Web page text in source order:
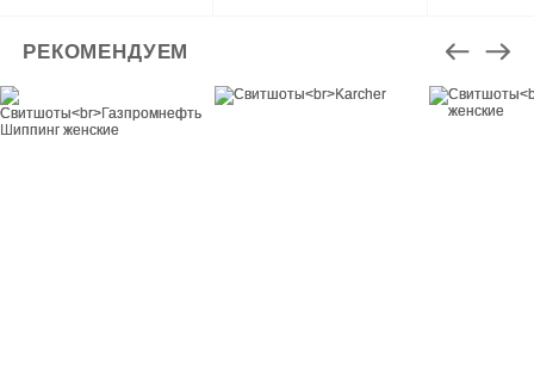
РЕКОМЕНДУЕМ